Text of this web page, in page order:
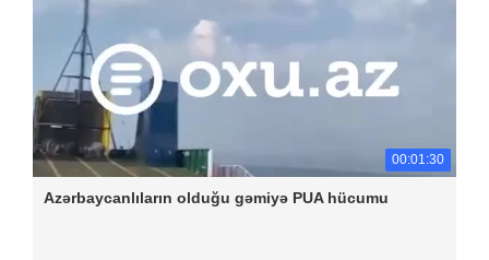
00:01:30
Azərbaycanlıların olduğu gəmiyə PUA hücumu